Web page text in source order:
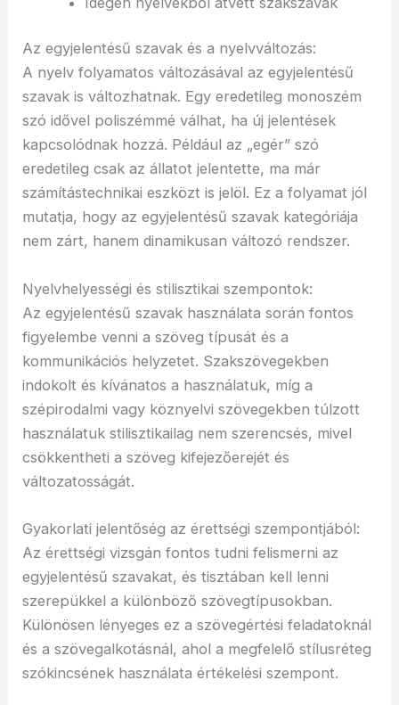
Az egyjelentésű szavak és a nyelvváltozás:
A nyelv folyamatos változásával az egyjelentésű
szavak is változhatnak. Egy eredetileg monoszém
szó idővel poliszémmé válhat, ha új jelentések
kapcsolódnak hozzá. Például az „egér” szó
eredetileg csak az állatot jelentette, ma már
számítástechnikai eszközt is jelöl. Ez a folyamat jól
mutatja, hogy az egyjelentésű szavak kategóriája
nem zárt, hanem dinamikusan változó rendszer.
Nyelvhelyességi és stilisztikai szempontok:
Az egyjelentésű szavak használata során fontos
figyelembe venni a szöveg típusát és a
kommunikációs helyzetet. Szakszövegekben
indokolt és kívánatos a használatuk, míg a
szépirodalmi vagy köznyelvi szövegekben túlzott
használatuk stilisztikailag nem szerencsés, mivel
csökkentheti a szöveg kifejezőerejét és
változatosságát.
Gyakorlati jelentőség az érettségi szempontjából:
Az érettségi vizsgán fontos tudni felismerni az
egyjelentésű szavakat, és tisztában kell lenni
szerepükkel a különböző szövegtípusokban.
Különösen lényeges ez a szövegértési feladatoknál
és a szövegalkotásnál, ahol a megfelelő stílusréteg
szókincsének használata értékelési szempont.